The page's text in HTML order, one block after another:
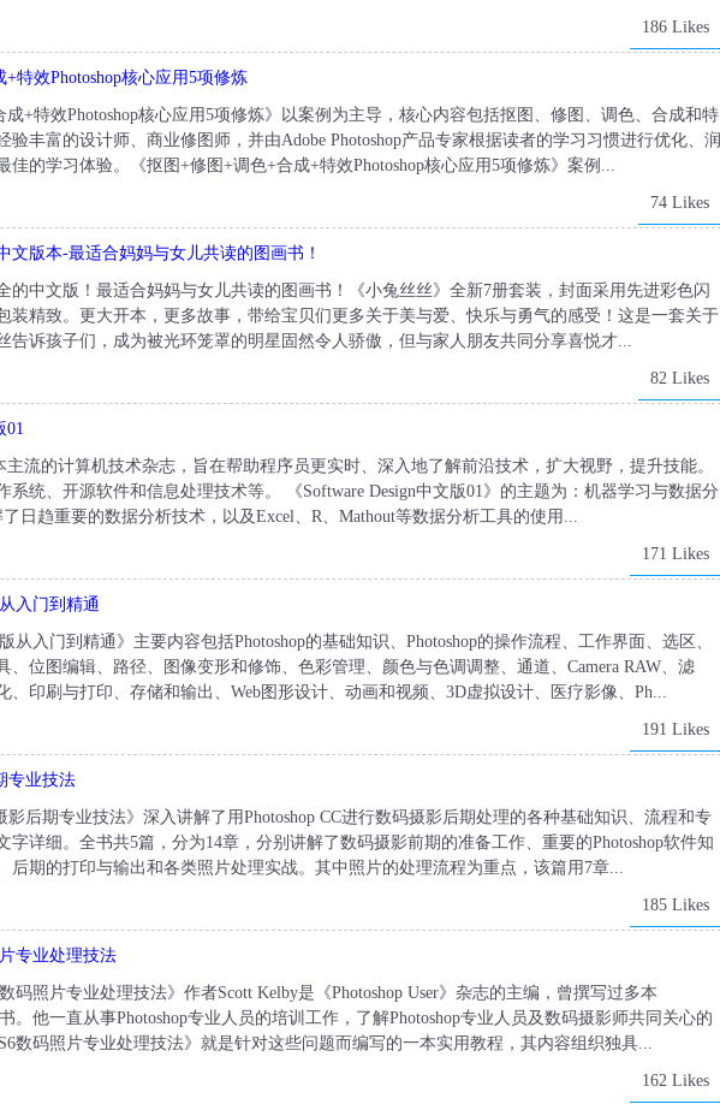
186 Likes
特效Photoshop核心应用5项修炼
成+特效Photoshop核心应用5项修炼》以案例为主导，核心内容包括抠图、修图、调色、合成和特
验丰富的设计师、商业修图师，并由Adobe Photoshop产品专家根据读者的学习习惯进行优化、润
佳的学习体验。《抠图+修图+调色+合成+特效Photoshop核心应用5项修炼》案例...
74 Likes
文版本-最适合妈妈与女儿共读的图画书！
的中文版！最适合妈妈与女儿共读的图画书！《小兔丝丝》全新7册套装，封面采用先进彩色闪
装精致。更大开本，更多故事，带给宝贝们更多关于美与爱、快乐与勇气的感受！这是一套关于
告诉孩子们，成为被光环笼罩的明星固然令人骄傲，但与家人朋友共同分享喜悦才...
82 Likes
01
主流的计算机技术杂志，旨在帮助程序员更实时、深入地了解前沿技术，扩大视野，提升技能。
系统、开源软件和信息处理技术等。 《Software Design中文版01》的主题为：机器学习与数据分
日趋重要的数据分析技术，以及Excel、R、Mathout等数据分析工具的使用...
171 Likes
入门到精通
版从入门到精通》主要内容包括Photoshop的基础知识、Photoshop的操作流程、工作界面、选区、
、位图编辑、路径、图像变形和修饰、色彩管理、颜色与色调调整、通道、Camera RAW、滤
、印刷与打印、存储和输出、Web图形设计、动画和视频、3D虚拟设计、医疗影像、Ph...
191 Likes
专业技法
后期专业技法》深入讲解了用Photoshop CC进行数码摄影后期处理的各种基础知识、流程和专
字详细。全书共5篇，分为14章，分别讲解了数码摄影前期的准备工作、重要的Photoshop软件知
后期的打印与输出和各类照片处理实战。其中照片的处理流程为重点，该篇用7章...
185 Likes
专业处理技法
照片专业处理技法》作者Scott Kelby是《Photoshop User》杂志的主编，曾撰写过多本
。他一直从事Photoshop专业人员的培训工作，了解Photoshop专业人员及数码摄影师共同关心的
数码照片专业处理技法》就是针对这些问题而编写的一本实用教程，其内容组织独具...
162 Likes